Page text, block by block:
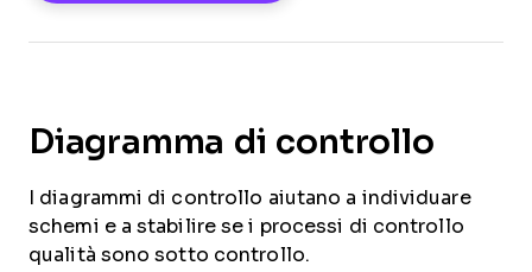
Diagramma di controllo
I diagrammi di controllo aiutano a individuare
schemi e a stabilire se i processi di controllo
qualità sono sotto controllo.